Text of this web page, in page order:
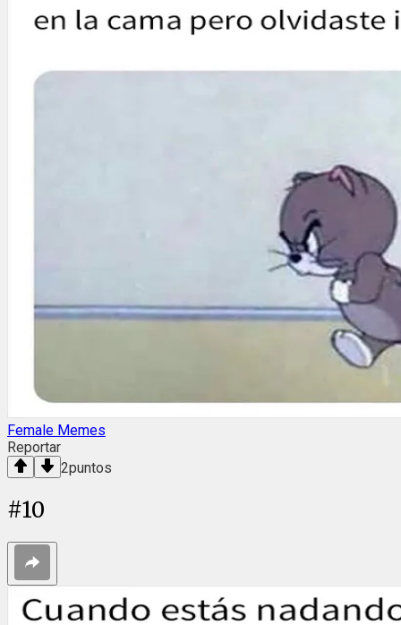
Female Memes
Reportar
2puntos
#10